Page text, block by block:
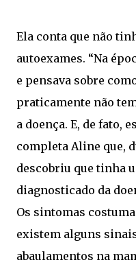
Ela conta que não
autoexames. “Na
e pensava sobre
praticamente não
a doença. E, de fato,
completa Aline que,
descobriu que tinha
diagnosticado da
Os sintomas
existem alguns
abaulamentos na